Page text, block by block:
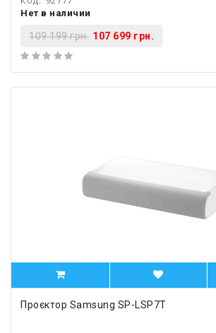
Нет в наличии
109 199 грн. 107 699 грн.
Проєктор Samsung SP-LSP7T